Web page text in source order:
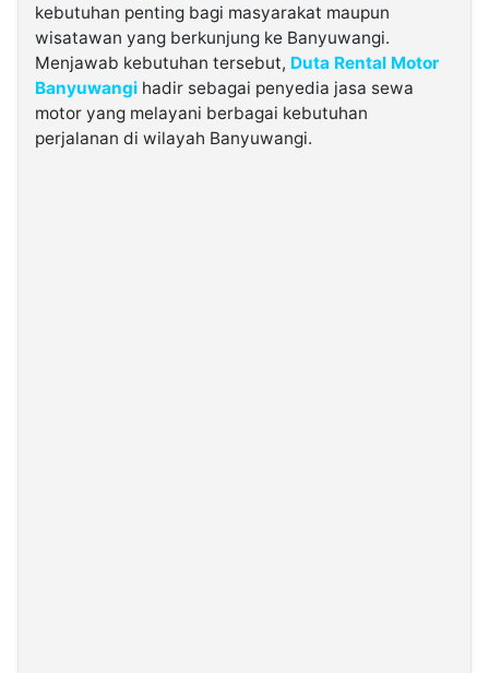
Kabarbaru.co
2026
kebutuhan penting bagi masyarakat maupun
wisatawan yang berkunjung ke Banyuwangi.
Menjawab kebutuhan tersebut, Duta Rental Motor
Banyuwangi hadir sebagai penyedia jasa sewa
motor yang melayani berbagai kebutuhan
perjalanan di wilayah Banyuwangi.